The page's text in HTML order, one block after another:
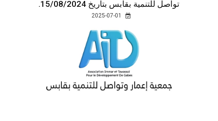
تواصل للتنمية بقابس بتاريخ 15/08/2024.